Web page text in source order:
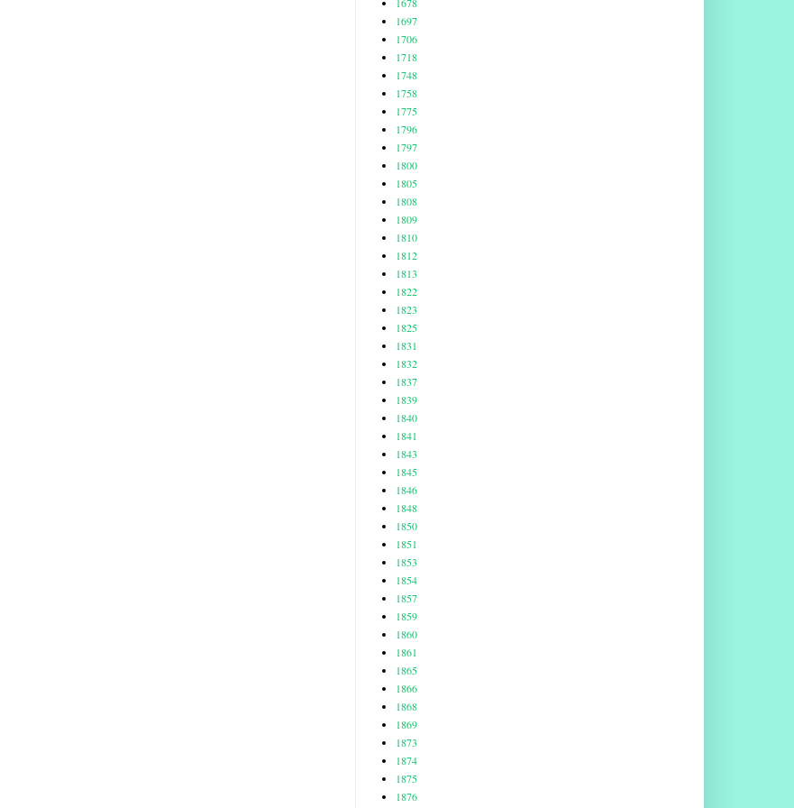
1697
1706
1718
1748
1758
1775
1796
1797
1800
1805
1808
1809
1810
1812
1813
1822
1823
1825
1831
1832
1837
1839
1840
1841
1843
1845
1846
1848
1850
1851
1853
1854
1857
1859
1860
1861
1865
1866
1868
1869
1873
1874
1875
1876